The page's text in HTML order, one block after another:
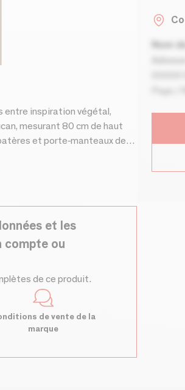
entre inspiration végétal,
mesurant 80 cm de haut
Chaque pièce est
deux vis, et la patère/miroir
de changer les modules
et les
compte ou
de ce produit.
de vente de la
marque
Nom